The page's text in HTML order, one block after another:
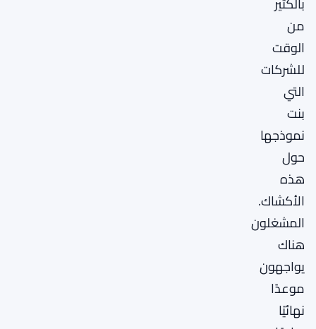
من
الوقت
للشركات
التي
بنت
نموذجها
حول
هذه
الأكشاك.
المشغلون
هناك
يواجهون
موعدًا
نهائيًا